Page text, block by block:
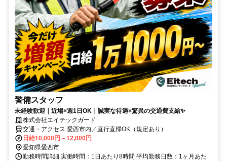
警備スタッフ
未経験歓迎｜近場×週1日OK｜誠実な待遇×驚異の交通費支給✨
株式会社エイテックガード
交通・アクセス 愛西市内／直行直帰OK（規定あり）
日給10,000円～12,000円
愛知県愛西市
勤務時間詳細 実働時間：1日あたり8時間 平均勤務日数：1ヶ月あた